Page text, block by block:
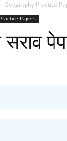
Geography Practice
Papers